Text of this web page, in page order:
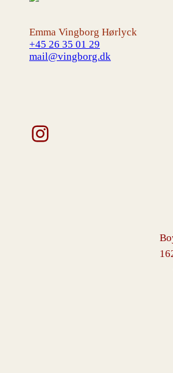
Emma Vingborg Hørlyck
+45 26 35 01 29
mail@vingborg.dk
Instagram